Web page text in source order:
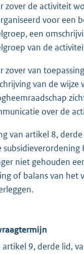
zover de activiteit
voor een
een
van de
zover van
van de wijze
over de
van artikel 8, derde
subsidieverordening
niet gehouden
of balans van het
9, derde lid,